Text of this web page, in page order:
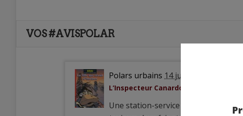
VOS #AVISPOLAR
Polars urbains 14 juin 2019
L’Inspecteur Canardo, tome 10 : La
Une station-service doublée d’un